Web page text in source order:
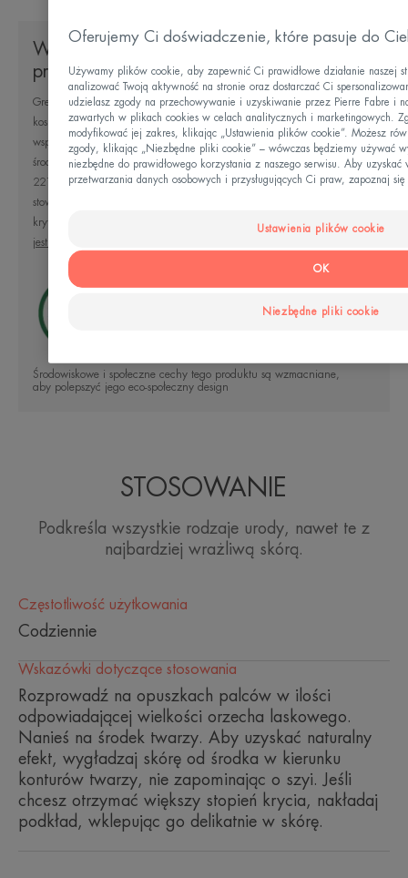
Dopasowane krycie gwarantuje
efekt naturalnego, promiennego
wyglądu skóry przez cały dzień.
Zaleta
Kompleks ochrony przeciwsłonecznej koryguje
małe i średnie niedoskonałości skóry i wyrównuje
koloryt cery.
• WYRÓWNUJE I UKRYWA małe i średnie
• OCHRONA PRZECIWSŁONECZNA dzięki
wrażliwą skórę.
KONSYSTENCJA
Zalety konsystencji
Pozbawiona oleju, płynna, łatwa w aplikacji konsystencja
zapewniająca naturalną, równomierną i promienną cerę.
Zapach zawartości
Bez zapachu
Wpływ społeczno-środowiskowy
produktu
Green Impact Index to narzędzie pokazujące wpływ
kosmetyków, suplementów diety oraz produktów
wspomagających dobre samopoczucie i zdrowie rodzinne na
środowisko i społeczeństwo, oparte na metodologii AFNOR Spec
2215. Wskaźnik opracowany dzięki współpracy 22 firm,
stowarzyszeń i federacji ocenia produkty pod kątem ponad 50
kryteriów, by zapewnić Ci jeszcze większą przejrzystość!
Czym
jest wskaźnik Green Impact Index?
Środowiskowe i społeczne cechy tego produktu są wzmacniane,
aby polepszyć jego eco-społeczny design
STOSOWANIE
Podkreśla wszystkie rodzaje urody, nawet te z
najbardziej wrażliwą skórą.
Częstotliwość użytkowania
Codziennie
Wskazówki dotyczące stosowania
Rozprowadź na opuszkach palców w ilości
odpowiadającej wielkości orzecha laskowego.
Nanieś na środek twarzy. Aby uzyskać naturalny
efekt, wygładzaj skórę od środka w kierunku
konturów twarzy, nie zapominając o szyi. Jeśli
chcesz otrzymać większy stopień krycia, nakładaj
podkład, wklepując go delikatnie w skórę.
Oferujemy Ci doświadczenie, które pasuje do
Używamy plików cookie, aby zapewnić Ci prawidłowe działanie naszej
analizować Twoją aktywność na stronie oraz dostarczać Ci
udzielasz zgody na przechowywanie i uzyskiwanie przez Pierre Fabre i
zawartych w plikach cookies w celach analitycznych i marketingowych.
modyfikować jej zakres, klikając „Ustawienia plików cookie”. Możesz
zgody, klikając „Niezbędne pliki cookie” – wówczas będziemy używać
niezbędne do prawidłowego korzystania z naszego serwisu. Aby
przetwarzania danych osobowych i przysługujących Ci praw, zapoznaj
Ustawienia plików cookie
Niezbędne pliki cookie
OK